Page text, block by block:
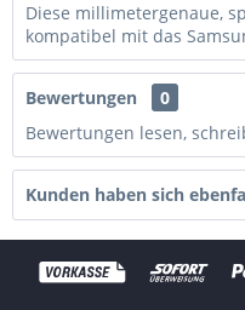
Diese millimetergenaue,
kompatibel mit das
Bewertungen
0
Bewertungen lesen,
Kunden haben sich